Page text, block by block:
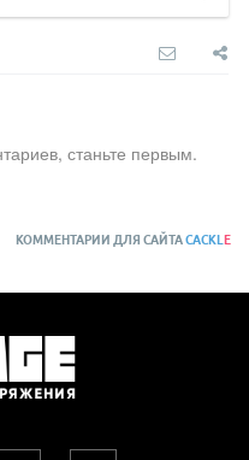
станьте первым.
КОММЕНТАРИИ ДЛЯ САЙТАCACKL E